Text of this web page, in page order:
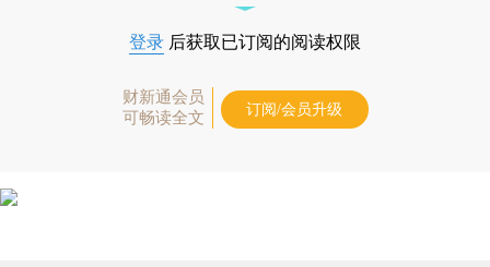
登录 后获取已订阅的阅读权限
财新通会员
可畅读全文
订阅/会员升级